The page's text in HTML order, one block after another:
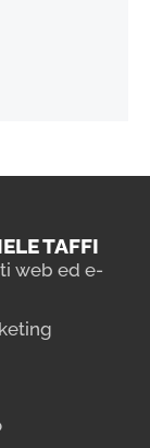
TAFFI
web ed e-